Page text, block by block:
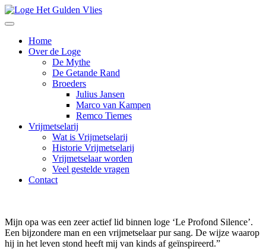
Home
Over de Loge
De Mythe
De Getande Rand
Broeders
Julius Jansen
Marco van Kampen
Remco Tiemes
Vrijmetselarij
Wat is Vrijmetselarij
Historie Vrijmetselarij
Vrijmetselaar worden
Veel gestelde vragen
Contact
Mijn opa was een zeer actief lid binnen loge ‘Le Profond Silence’.
Een bijzondere man en een vrijmetselaar pur sang. De wijze waarop
hij in het leven stond heeft mij van kinds af geïnspireerd.”